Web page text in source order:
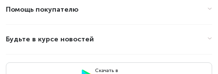
Помощь покупателю
Будьте в курсе новостей
Скачать в